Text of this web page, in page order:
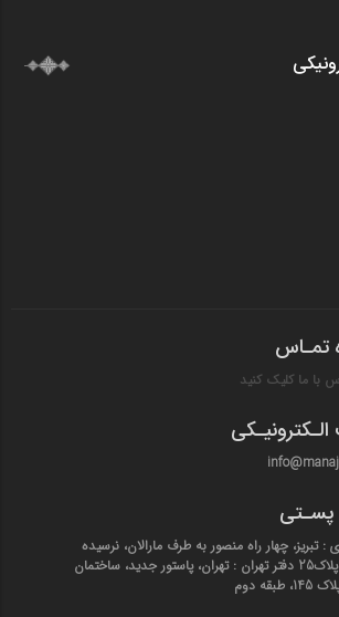
تمـاس
با ما کلیک کنید
: تبریز، چهار راه منصور به طرف مارالان، نرسیده
به فدک، پلاک25 دفتر تهران : تهران، پاستور جدید، ساختمان
دوم